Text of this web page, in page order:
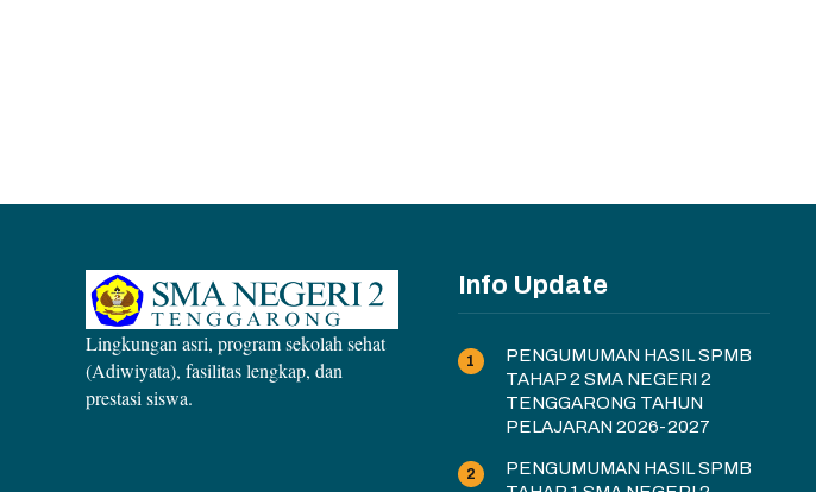
Lingkungan asri, program sekolah sehat
(Adiwiyata), fasilitas lengkap, dan
prestasi siswa.
Info Update
PENGUMUMAN HASIL SPMB
TAHAP 2 SMA NEGERI 2
TENGGARONG TAHUN
PELAJARAN 2026-2027
PENGUMUMAN HASIL SPMB